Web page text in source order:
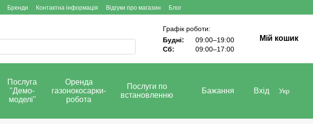
Бренди Контактна інформація Відгуки про магазин Блог
Графік роботи:
Будні:
09:00–19:00
Сб:
09:00–17:00
Мій кошик
Послуга
"Демо-
моделі"
Оренда
газонокосарки-
робота
Послуги по
встановленню
Бажання Вхід Укр